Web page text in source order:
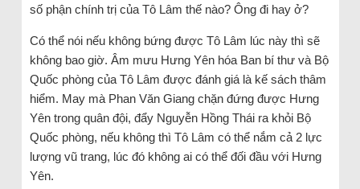
số phận chính trị của Tô Lâm thế nào? Ông đi hay ở?
Có thể nói nếu không bứng được Tô Lâm lúc này thì sẽ
không bao giờ. Âm mưu Hưng Yên hóa Ban bí thư và Bộ
Quốc phòng của Tô Lâm được đánh giá là kế sách thâm
hiểm. May mà Phan Văn Giang chặn đứng được Hưng
Yên trong quân đội, đẩy Nguyễn Hồng Thái ra khỏi Bộ
Quốc phòng, nếu không thì Tô Lâm có thể nắm cả 2 lực
lượng vũ trang, lúc đó không ai có thể đối đầu với Hưng
Yên.